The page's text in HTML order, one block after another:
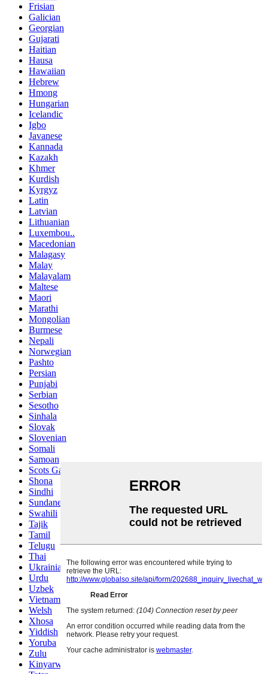
Frisian
Galician
Georgian
Gujarati
Haitian
Hausa
Hawaiian
Hebrew
Hmong
Hungarian
Icelandic
Igbo
Javanese
Kannada
Kazakh
Khmer
Kurdish
Kyrgyz
Latin
Latvian
Lithuanian
Luxembou..
Macedonian
Malagasy
Malay
Malayalam
Maltese
Maori
Marathi
Mongolian
Burmese
Nepali
Norwegian
Pashto
Persian
Punjabi
Serbian
Sesotho
Sinhala
Slovak
Slovenian
Somali
Samoan
Scots Gaelic
Shona
Sindhi
Sundanese
Swahili
Tajik
Tamil
Telugu
Thai
Ukrainian
Urdu
Uzbek
Vietnamese
Welsh
Xhosa
Yiddish
Yoruba
Zulu
Kinyarwanda